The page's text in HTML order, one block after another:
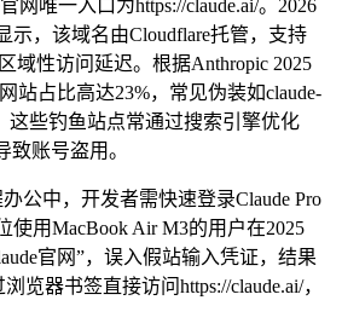
网唯一入口为https://claude.ai/。2026
示，该域名由Cloudflare托管，支持
域性访问延迟。根据Anthropic 2025
站占比高达23%，常见伪装如claude-
这些钓鱼站点常通过搜索引擎优化
致账号盗用。
公中，开发者需快速登录Claude Pro
使用MacBook Air M3的用户在2025
官网”，误入假站输入凭证，结果
览器书签直接访问https://claude.ai/，